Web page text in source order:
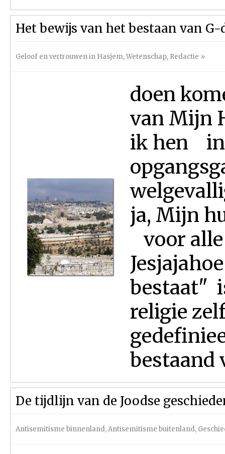
Het bewijs van het bestaan van G-
Geloof en vertrouwen in Hasjem,Wetenschap, Redactie »
doen
van Mijn
ik hen in
ja, Mijn
voor
bestaat"
religie
bestaand
De tijdlijn van de Joodse
Antisemitisme binnenland,Antisemitisme buitenland,